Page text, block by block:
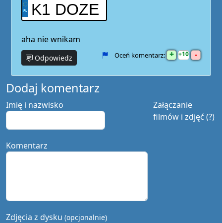
K1 DOZE
aha nie wnikam
Odpowiedz Oceń komentarz: + 10 -
Dodaj komentarz
Załączanie
filmów i zdjęć (?)
Imię i nazwisko
Komentarz
Zdjęcia z dysku (opcjonalnie)